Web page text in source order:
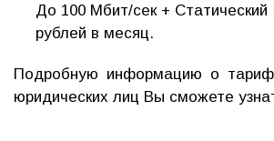
До 100 Мбит/сек +
рублей в месяц.
Подробную информацию о
юридических лиц Вы сможете